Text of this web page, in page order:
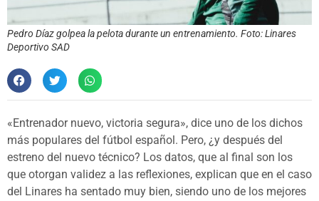
Pedro Díaz golpea la pelota durante un entrenamiento. Foto: Linares
Deportivo SAD
«Entrenador nuevo, victoria segura», dice uno de los dichos
más populares del fútbol español. Pero, ¿y después del
estreno del nuevo técnico? Los datos, que al final son los
que otorgan validez a las reflexiones, explican que en el caso
del Linares ha sentado muy bien, siendo uno de los mejores